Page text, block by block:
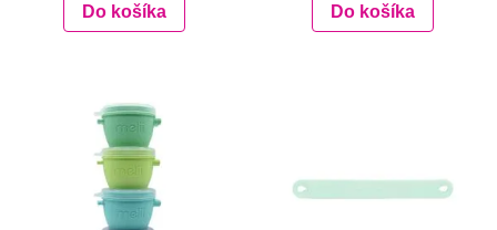
Do košíka Do košíka